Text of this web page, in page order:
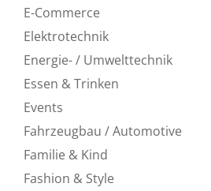
E-Commerce
Elektrotechnik
Energie- / Umwelttechnik
Essen & Trinken
Events
Fahrzeugbau / Automotive
Familie & Kind
Fashion & Style